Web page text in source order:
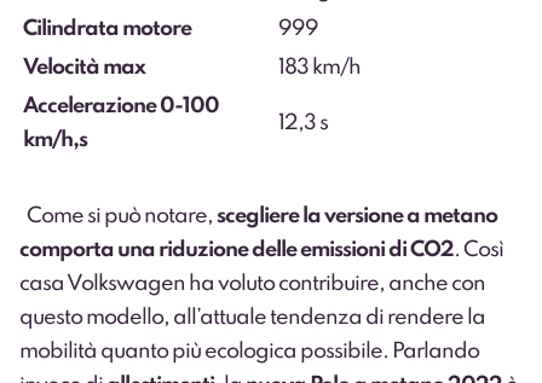
Cilindrata motore
999
Velocità max
183 km/h
Accelerazione 0-100
km/h,s
12,3 s
Come si può notare, scegliere la versione a metano
comporta una riduzione delle emissioni di CO2. Così
casa Volkswagen ha voluto contribuire, anche con
questo modello, all’attuale tendenza di rendere la
mobilità quanto più ecologica possibile. Parlando